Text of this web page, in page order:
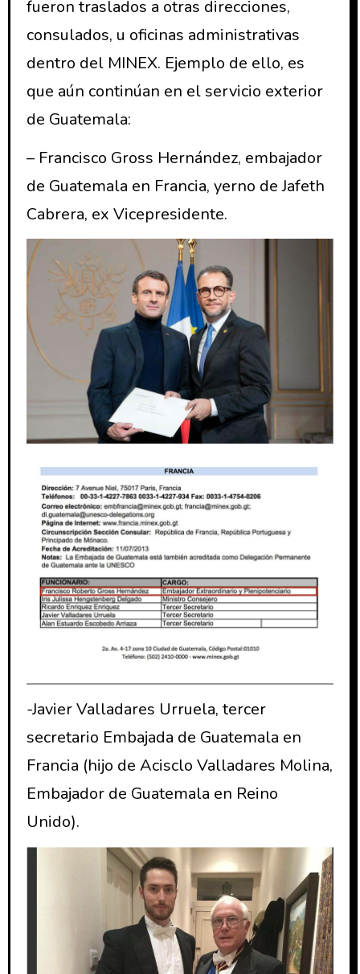
fueron traslados a otras direcciones,
consulados, u oficinas administrativas
dentro del MINEX. Ejemplo de ello, es
que aún continúan en el servicio exterior
de Guatemala:
– Francisco Gross Hernández, embajador
de Guatemala en Francia, yerno de Jafeth
Cabrera, ex Vicepresidente.
-Javier Valladares Urruela, tercer
secretario Embajada de Guatemala en
Francia (hijo de Acisclo Valladares Molina,
Embajador de Guatemala en Reino
Unido).